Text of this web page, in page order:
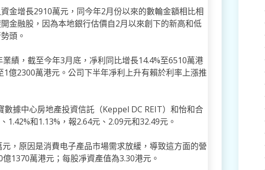
金增長2910萬元，同今年2月份以來的數輪金額相比相
金融股，因為本地銀行估價自2月以來創下的新高和低
頭。
績，截至今年3月底，凈利同比增長14.4%至6510萬港
億2300萬港元。公司下半年凈利上升有賴於利率上漲推
數據中心房地產投資信託（Keppel DC REIT）和怡和合
1.42%和1.13%，報2.64元、2.09元和32.49元。
，原因是消費电子產品市場需求放緩，導致這方面的營
1370萬港元；每股凈資產值為3.30港元。